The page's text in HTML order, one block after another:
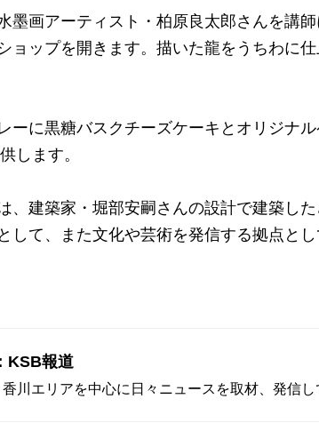
墨画アーティスト・柏原良太郎さんを講
ョップを開きます。描いた龍をうちわに
ーに黒糖バスクチーズケーキとオリジナ
します。
、建築家・堀部安嗣さんの設計で建築し
して、また文化や芸術を発信する拠点と
KSB報道
香川エリアを中心に日々ニュースを取材、発信し